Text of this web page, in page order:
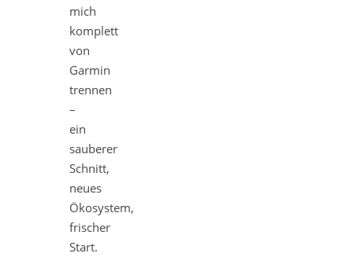
mich
komplett
von
Garmin
trennen
–
ein
sauberer
Schnitt,
neues
Ökosystem,
frischer
Start.